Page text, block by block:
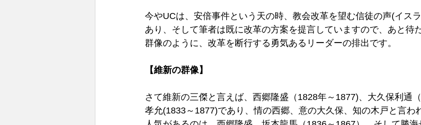
今やUCは、安倍事件という天の時、教会改革を望む信徒の声(イス
あり、そして筆者は既に改革の方案を提言していますので、あと待
群像のように、改革を断行する勇気あるリーダーの排出です。
【維新の群像】
さて維新の三傑と言えば、西郷隆盛（1828年～1877)、大久保利通
孝允(1833～1877)であり、情の西郷、意の大久保、知の木戸と言わ